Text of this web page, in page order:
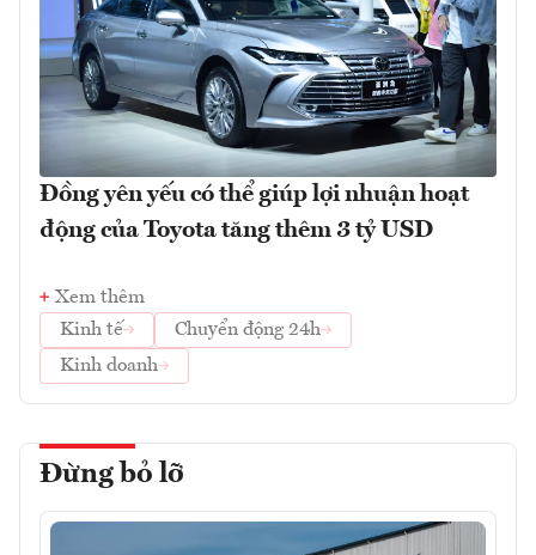
Đồng yên yếu có thể giúp lợi nhuận hoạt
động của Toyota tăng thêm 3 tỷ USD
Xem thêm
Kinh tế
Chuyển động 24h
Kinh doanh
Đừng bỏ lỡ